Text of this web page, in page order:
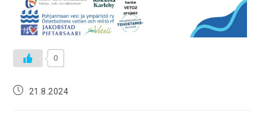
0
21.8.2024